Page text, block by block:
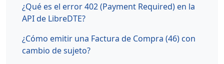
¿Qué es el error 402 (Payment Required) en la
API de LibreDTE?
¿Cómo emitir una Factura de Compra (46) con
cambio de sujeto?